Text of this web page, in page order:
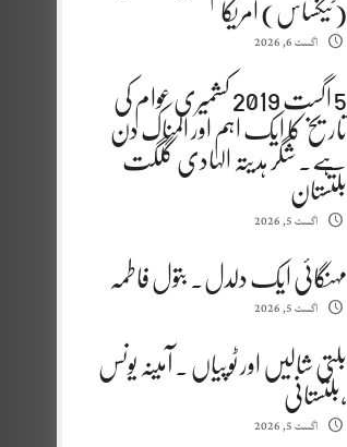
(ٹیکساس) امریکا
اگست 6, 2026
5 اگست 2019 کشمیری عوام کی
تاریخ کا ایک اہم اور المناک دن
ہے. شگر ہدیتہ الہادی گلگت
بلتستان
اگست 5, 2026
مہنگائی ایک دلدل. بتول فاطمہ
اگست 5, 2026
بلتی شالیں اور ٹوپیاں . آمینہ یونس
،بلتستانی
اگست 5, 2026